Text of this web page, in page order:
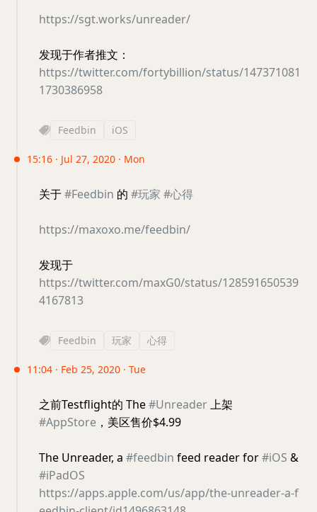
https://sgt.works/unreader/
发现于作者推文：
https://twitter.com/fortybillion/status/147371081
1730386958
Feedbin iOS
15:16 · Jul 27, 2020 · Mon
关于#Feedbin 的 #玩家 #心得
https://maxoxo.me/feedbin/
发现于
https://twitter.com/maxG0/status/128591650539
4167813
Feedbin 玩家 心得
11:04 · Feb 25, 2020 · Tue
之前Testflight的 The#Unreader上架
#AppStore ，美区售价$4.99
The Unreader, a #feedbin feed reader for#iOS &
#iPadOS
https://apps.apple.com/us/app/the-unreader-a-f